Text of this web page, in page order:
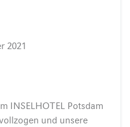
2021
INSELHOTEL Potsdam
und unsere